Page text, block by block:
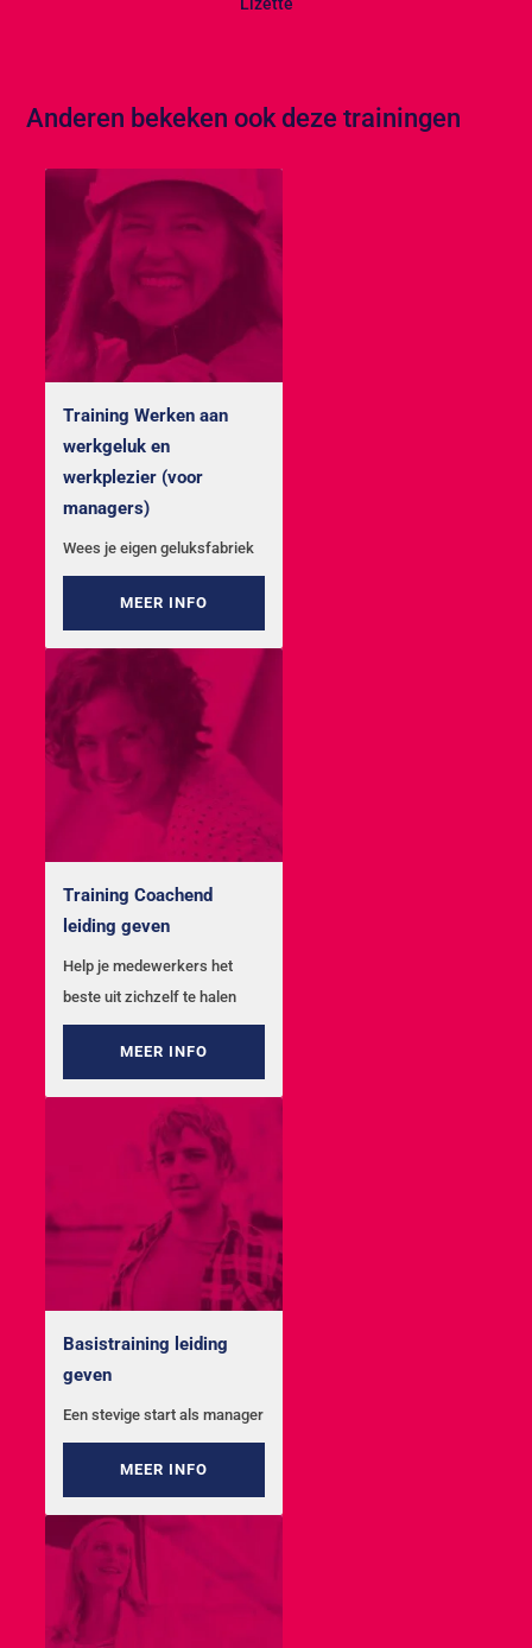
Lizette
Anderen bekeken ook deze trainingen
Training Werken aan
werkgeluk en
werkplezier (voor
managers)
Wees je eigen geluksfabriek
MEER INFO
Training Coachend
leiding geven
Help je medewerkers het
beste uit zichzelf te halen
MEER INFO
Basistraining leiding
geven
Een stevige start als manager
MEER INFO